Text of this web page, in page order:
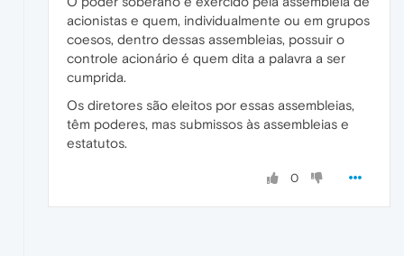
acionistas e quem, individualmente ou em grupos
coesos, dentro dessas assembleias, possuir o
controle acionário é quem dita a palavra a ser
cumprida.
Os diretores são eleitos por essas assembleias,
têm poderes, mas submissos às assembleias e
estatutos.
0